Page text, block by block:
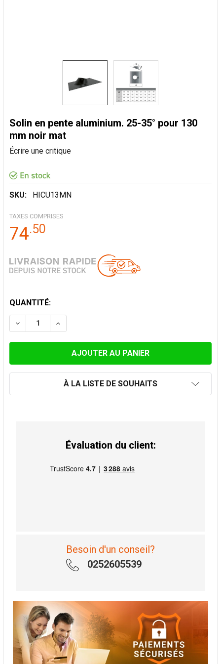
Solin en pente aluminium. 25-35° pour 130
mm noir mat
Écrire une critique
SKU: HICU13MN
TAXES COMPRISES
74.50
STOCK
ACTUEL:
QUANTITÉ:
DIMINUER LA QUANTITÉ DE SOLIN EN PENTE
AUGMENTER LA QUANTITÉ DE SOLIN EN
À LA LISTE DE SOUHAITS
Évaluation du client:
Besoin d'un conseil?
0252605539